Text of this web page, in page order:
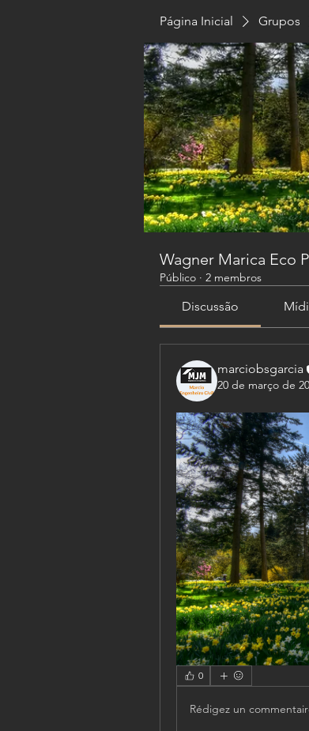
Página Inicial Grupos
Wagner Marica Eco
Público · 2 membros
Discussão
marciobsgarcia
20 de março de
0
Rédigez un